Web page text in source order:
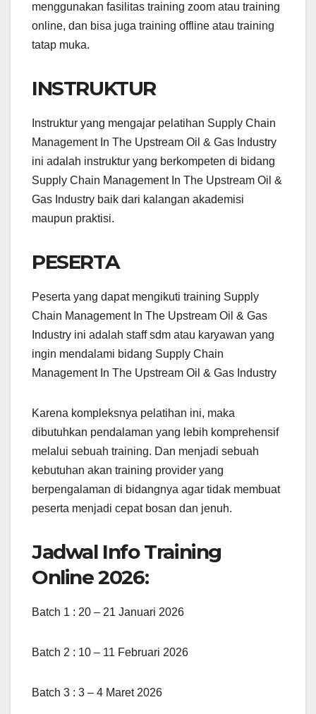
menggunakan fasilitas training zoom atau training
online, dan bisa juga training offline atau training
tatap muka.
INSTRUKTUR
Instruktur yang mengajar pelatihan Supply Chain
Management In The Upstream Oil & Gas Industry
ini adalah instruktur yang berkompeten di bidang
Supply Chain Management In The Upstream Oil &
Gas Industry baik dari kalangan akademisi
maupun praktisi.
PESERTA
Peserta yang dapat mengikuti training Supply
Chain Management In The Upstream Oil & Gas
Industry ini adalah staff sdm atau karyawan yang
ingin mendalami bidang Supply Chain
Management In The Upstream Oil & Gas Industry
Karena kompleksnya pelatihan ini, maka
dibutuhkan pendalaman yang lebih komprehensif
melalui sebuah training. Dan menjadi sebuah
kebutuhan akan training provider yang
berpengalaman di bidangnya agar tidak membuat
peserta menjadi cepat bosan dan jenuh.
Jadwal Info Training
Online 2026:
Batch 1 : 20 – 21 Januari 2026
Batch 2 : 10 – 11 Februari 2026
Batch 3 : 3 – 4 Maret 2026